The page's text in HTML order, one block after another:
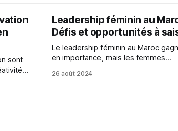
sont
la
Leadership féminin au
Défis et opportunités à
Le leadership féminin au Maroc
en importance, mais les femmes
spécifiques, notamment la
26 août 2024